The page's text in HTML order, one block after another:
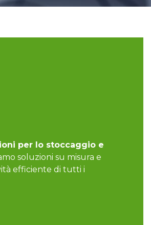
per lo stoccaggio e
soluzioni su misura e
efficiente di tutti i